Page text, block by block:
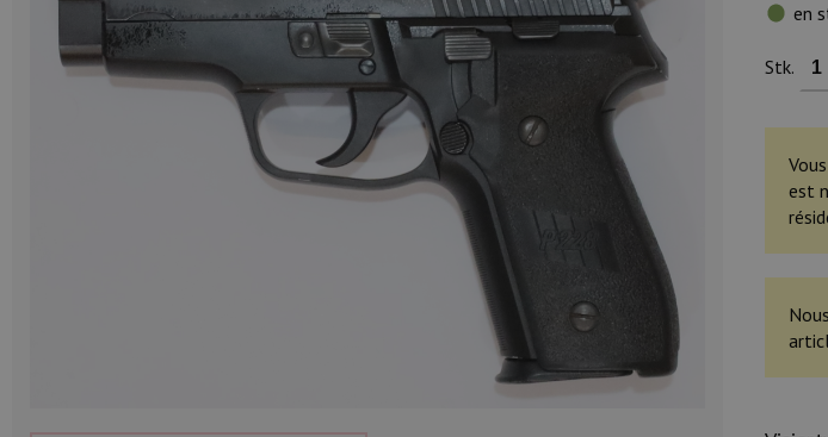
en
Stk.
est
NOS CATÉGORIES PRINCIPALES